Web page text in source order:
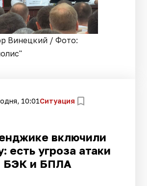
Винецкий / Фото:
10:01Ситуация
включили
есть угроза атаки
БЭК и БПЛА